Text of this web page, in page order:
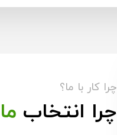
چرا کار با ما؟
چرا انتخاب